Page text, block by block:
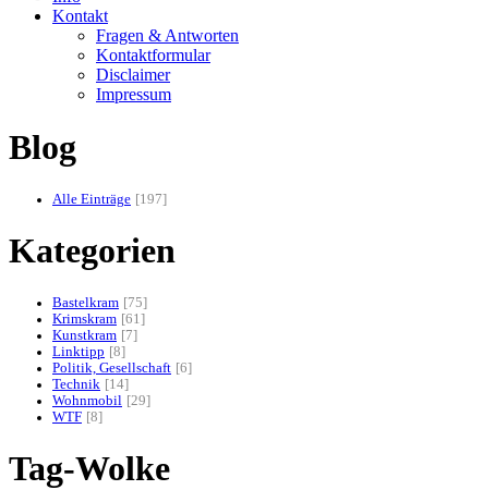
Kontakt
Fragen & Antworten
Kontaktformular
Disclaimer
Impressum
Blog
Alle Einträge 197
Kategorien
Bastelkram
75
Krimskram 61
Kunstkram
7
Linktipp
8
Politik, Gesellschaft 6
Technik
14
Wohnmobil
29
WTF 8
Tag-Wolke